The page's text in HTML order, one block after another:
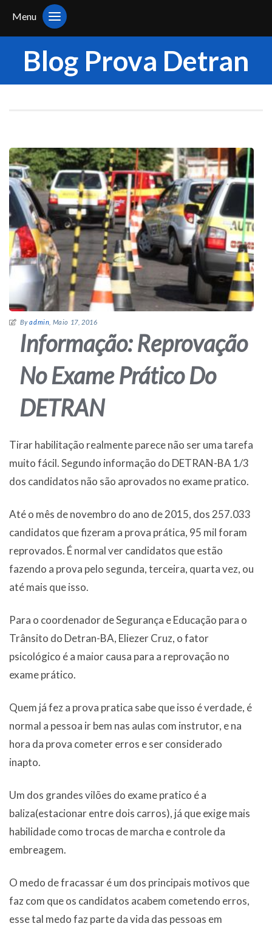
Menu
Blog Prova Detran
Byadmin , Maio 17, 2016
Informação: Reprovação
No Exame Prático Do
DETRAN
Tirar habilitação realmente parece não ser uma tarefa
muito fácil. Segundo informação do DETRAN-BA 1/3
dos candidatos não são aprovados no exame pratico.
Até o mês de novembro do ano de 2015, dos 257.033
candidatos que fizeram a prova prática, 95 mil foram
reprovados. É normal ver candidatos que estão
fazendo a prova pelo segunda, terceira, quarta vez, ou
até mais que isso.
Para o coordenador de Segurança e Educação para o
Trânsito do Detran-BA, Eliezer Cruz, o fator
psicológico é a maior causa para a reprovação no
exame prático.
Quem já fez a prova pratica sabe que isso é verdade, é
normal a pessoa ir bem nas aulas com instrutor, e na
hora da prova cometer erros e ser considerado
inapto.
Um dos grandes vilões do exame pratico é a
baliza(estacionar entre dois carros), já que exige mais
habilidade como trocas de marcha e controle da
embreagem.
O medo de fracassar é um dos principais motivos que
faz com que os candidatos acabem cometendo erros,
esse tal medo faz parte da vida das pessoas em